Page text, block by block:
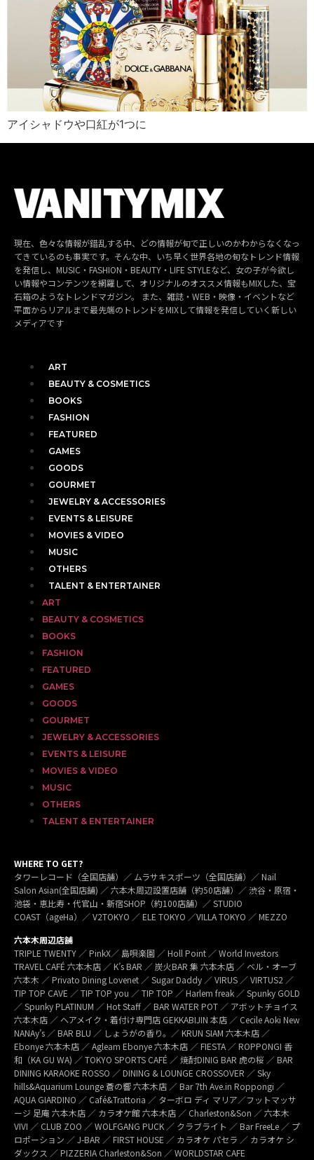
アイシャドウや口紅が1つに
現在、色々な情報が錯乱する中、どの情報が旬で正しいのかわからなくなっ
てきているのも事実です。そんな中、いち早く世界各地の旬なトレンド情報
を発信し、MUSIC・FASHION・BEAUTY・LIFE STYLEなど、女の子が今欲し
い情報やコンテンツを網羅して、オリジナルのオススメ情報もMIXした、宝
石箱のようなトレンドマガジン。 また、雑誌・WEB・映像・イベントなど
平面からリアルまで最先端のトレンドをMIXして情報を発信していく新しい
メディアです
ART
BEAUTY & COSMETICS
BOOKS
FASHION
FEATURED
GAMES
GOODS
GOURMET
JEWELRY & ACCESSORIES
EVENTS & LEISURE
MOVIES & VIDEO
MUSIC
OTHERS
TALENT & ENTERTAINER
ART
BEAUTY & COSMETICS
BOOKS
FASHION
FEATURED
GAMES
GOODS
GOURMET
JEWELRY & ACCESSORIES
EVENTS & LEISURE
MOVIES & VIDEO
MUSIC
OTHERS
TALENT & ENTERTAINER
WHERE TO GET?
タワーレコード（全国店舗）／ ムラサキスポーツ（全国店舗）／ Nail
Salon Asian(全国店舗) ／ 六本木周辺設置店舗（約50店舗）／ 渋谷・原宿・
池袋・恵比寿・代官山・新宿SHOP（約100店舗）／ STUDIO
COAST（ageHa）／ V2TOKYO ／ ELE TOKYO ／VILLA TOKYO ／ MEZZO
六本木周辺店舗
TRIPLE TWENTY ／ PinkX／ 島唄楽園 ／ Holl Point ／ World Investors
TRAVEL CAFÉ 六本木店 ／ K’s BAR ／ 炭火BAR 集 六本木店 ／ ベル・オーブ
六本木 ／ Privato Dining Lovenet ／ Sugar Daddy ／ VIRUS ／ VIRTUS2 ／
TIP TOP CAVE ／ TIP TOP you ／ TIP TOP ／ Harlem freak ／ Spunky GOLD
／ Spunky PLATINUM ／ Hot Staff ／ BAR WATER POT ／ アボットチョイス
六本木店 ／ ヘアメイク・着付け専門店 GEKKABIJIN 本店 ／ Cecile Aoki New
NANAy’s ／ BAR BLU ／ しょうがの香り。／ KRUN SIAM 六本木店 ／
Ebonye 六本木店 ／ Agleam Ebonye 六本木店 ／ FIESTA ／ ROPPONGI 香
和（KA GU WA) ／ TOKYO SPORTS CAFÉ ／ 焼酎DINIG BAR 虎の桜 ／ BAR
DINING KARAOKE ROSSO ／ DINING & LOUNGE CROSSOVER ／ Sky
hills&Aquarium Lounge 蒼の響 六本木店 ／ Bar 7th Ave.in Roppongi ／
AQUA GIARDINO ／ Café&Trattoria ／ ターボロ ディ マリア／フットマッサ
ージ 足庵 六本木店 ／ カラオケ館 六本木店 ／ Charleston&Son ／ 六本木
VIVI ／ CLUB ZOO ／ WOLFGANG PUCK ／ クラブライト ／ Bar FreeLe ／ プ
ロポーション ／ J-BAR ／ FIRST HOUSE ／ カラオケ パセラ ／ カラオケ シ
ダックス ／ PIZZERIA Charleston&Son ／ WORLDSTAR CAFE